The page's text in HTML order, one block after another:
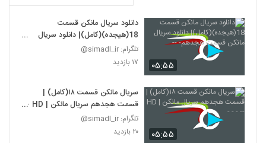
۰۵:۵۵
دانلود سریال مانکن قسمت
18(هیجده)(کامل)| دانلود سریال
مانکن قسمت هجدهم- --
تلگرام: simadl_ir@
۱۷ بازدید
۰۵:۵۵
سریال مانکن قسمت ۱۸(کامل) |
قسمت هجدهم سریال مانکن | HD --
- - -
تلگرام: simadl_ir@
۲۰ بازدید